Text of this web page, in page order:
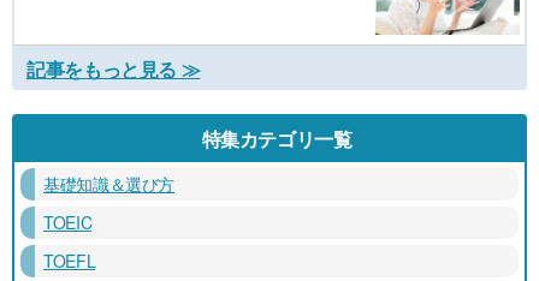
記事をもっと見る ≫
特集カテゴリ一覧
基礎知識＆選び方
TOEIC
TOEFL